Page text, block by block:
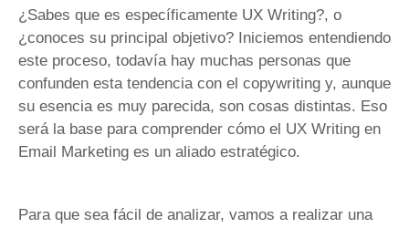
¿Sabes que es específicamente UX Writing?, o
¿conoces su principal objetivo? Iniciemos entendiendo
este proceso, todavía hay muchas personas que
confunden esta tendencia con el copywriting y, aunque
su esencia es muy parecida, son cosas distintas. Eso
será la base para comprender cómo el UX Writing en
Email Marketing es un aliado estratégico.
Para que sea fácil de analizar, vamos a realizar una